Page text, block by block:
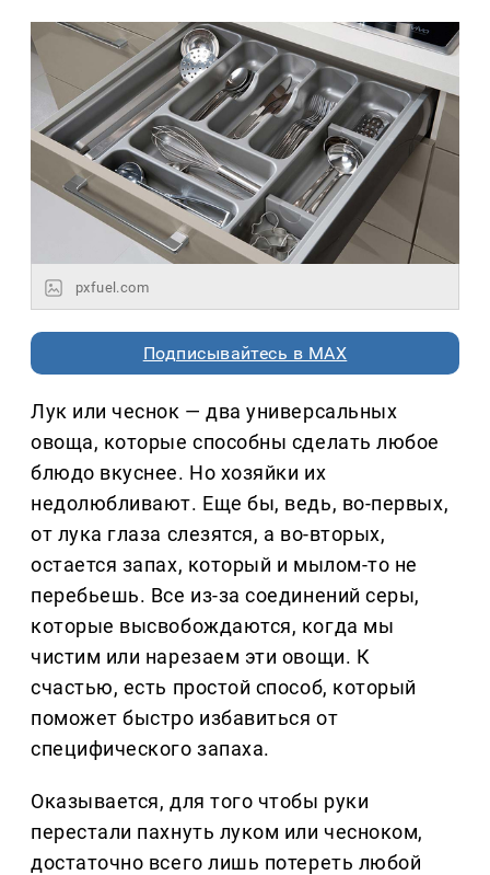
pxfuel.com
Подписывайтесь в MAX
Лук или чеснок — два универсальных
овоща, которые способны сделать любое
блюдо вкуснее. Но хозяйки их
недолюбливают. Еще бы, ведь, во-первых,
от лука глаза слезятся, а во-вторых,
остается запах, который и мылом-то не
перебьешь. Все из-за соединений серы,
которые высвобождаются, когда мы
чистим или нарезаем эти овощи. К
счастью, есть простой способ, который
поможет быстро избавиться от
специфического запаха.
Оказывается, для того чтобы руки
перестали пахнуть луком или чесноком,
достаточно всего лишь потереть любой